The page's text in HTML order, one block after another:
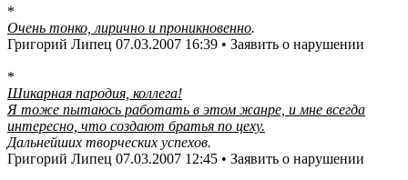
*
Очень тонко, лирично и проникновенно.
Григорий Липец 07.03.2007 16:39 • Заявить о нарушении
*
Шикарная пародия, коллега!
Я тоже пытаюсь работать в этом жанре, и мне всегда
интересно, что создают братья по цеху.
Дальнейших творческих успехов.
Григорий Липец 07.03.2007 12:45 • Заявить о нарушении